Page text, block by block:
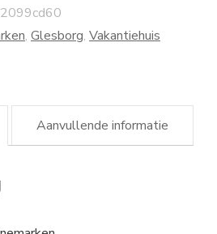
, Glesborg, Vakantiehuis
Aanvullende informatie